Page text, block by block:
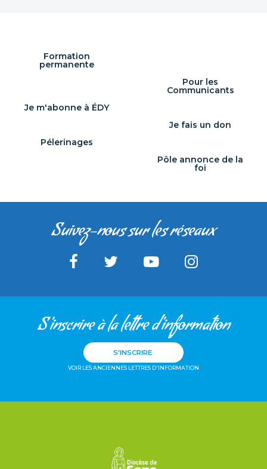
Formation
permanente
Pour les
Communicants
Je m'abonne à ÉDY
Je fais un don
Pélerinages
Pôle annonce de la
foi
Suivez-nous sur les réseaux
S'inscrire à la lettre d'information
S'INSCRIRE
VOIR LES ANCIENNES LETTRES D'INFORMATION